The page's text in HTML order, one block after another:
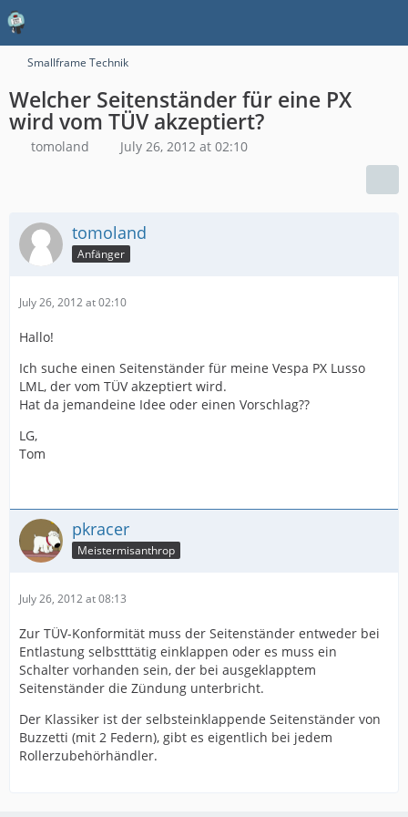
Smallframe Technik
Welcher Seitenständer für eine PX
wird vom TÜV akzeptiert?
tomoland July 26, 2012 at 02:10
tomoland
Anfänger
July 26, 2012 at 02:10
Hallo!
Ich suche einen Seitenständer für meine Vespa PX Lusso
LML, der vom TÜV akzeptiert wird.
Hat da jemandeine Idee oder einen Vorschlag??
LG,
Tom
pkracer
Meistermisanthrop
July 26, 2012 at 08:13
Zur TÜV-Konformität muss der Seitenständer entweder bei
Entlastung selbstttätig einklappen oder es muss ein
Schalter vorhanden sein, der bei ausgeklapptem
Seitenständer die Zündung unterbricht.
Der Klassiker ist der selbsteinklappende Seitenständer von
Buzzetti (mit 2 Federn), gibt es eigentlich bei jedem
Rollerzubehörhändler.